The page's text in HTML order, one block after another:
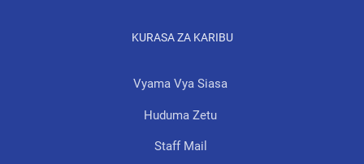
KURASA ZA KARIBU
Vyama Vya Siasa
Huduma Zetu
Staff Mail